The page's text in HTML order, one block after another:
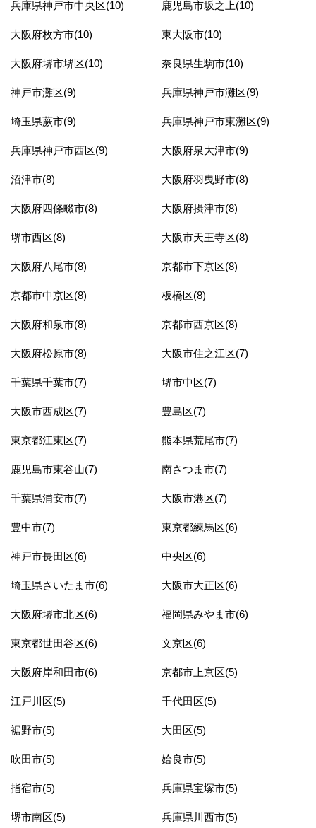
兵庫県神戸市中央区(10) 鹿児島市坂之上(10)
大阪府枚方市(10) 東大阪市(10)
大阪府堺市堺区(10) 奈良県生駒市(10)
神戸市灘区(9) 兵庫県神戸市灘区(9)
埼玉県蕨市(9) 兵庫県神戸市東灘区(9)
兵庫県神戸市西区(9) 大阪府泉大津市(9)
沼津市(8) 大阪府羽曳野市(8)
大阪府四條畷市(8) 大阪府摂津市(8)
堺市西区(8) 大阪市天王寺区(8)
大阪府八尾市(8) 京都市下京区(8)
京都市中京区(8) 板橋区(8)
大阪府和泉市(8) 京都市西京区(8)
大阪府松原市(8) 大阪市住之江区(7)
千葉県千葉市(7) 堺市中区(7)
大阪市西成区(7) 豊島区(7)
東京都江東区(7) 熊本県荒尾市(7)
鹿児島市東谷山(7) 南さつま市(7)
千葉県浦安市(7) 大阪市港区(7)
豊中市(7) 東京都練馬区(6)
神戸市長田区(6) 中央区(6)
埼玉県さいたま市(6) 大阪市大正区(6)
大阪府堺市北区(6) 福岡県みやま市(6)
東京都世田谷区(6) 文京区(6)
大阪府岸和田市(6) 京都市上京区(5)
江戸川区(5) 千代田区(5)
裾野市(5) 大田区(5)
吹田市(5) 姶良市(5)
指宿市(5) 兵庫県宝塚市(5)
堺市南区(5) 兵庫県川西市(5)